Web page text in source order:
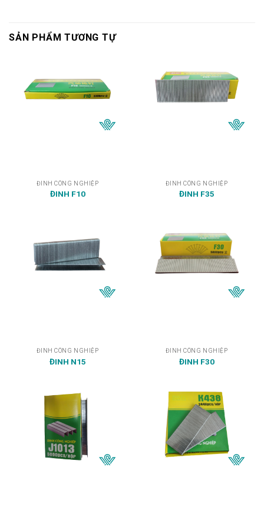
SẢN PHẨM TƯƠNG TỰ
ĐINH CÔNG NGHIỆP
ĐINH F10
ĐINH CÔNG NGHIỆP
ĐINH F35
ĐINH CÔNG NGHIỆP
ĐINH N15
ĐINH CÔNG NGHIỆP
ĐINH F30